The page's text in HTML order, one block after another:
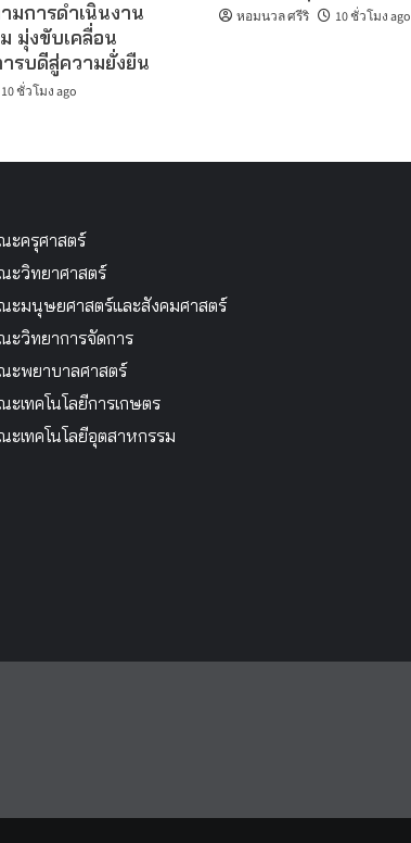
การดำเนินงาน
มุ่งขับเคลื่อน
รบดีสู่ความยั่งยืน
10 ชั่วโมง ago
หอมนวล ศรีริ 10 ชั่วโมง ago
ะครุศาสตร์
ะวิทยาศาสตร์
ะมนุษยศาสตร์และสังคมศาสตร์
ะวิทยาการจัดการ
ะพยาบาลศาสตร์
ะเทคโนโลยีการเกษตร
ะเทคโนโลยีอุตสาหกรรม